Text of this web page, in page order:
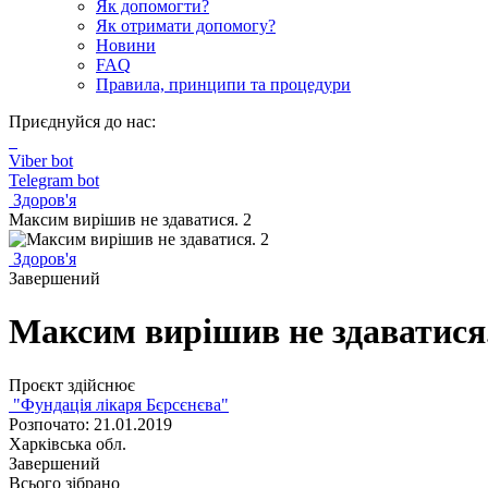
Як допомогти?
Як отримати допомогу?
Новини
FAQ
Правила, принципи та процедури
Приєднуйся до нас:
Viber bot
Telegram bot
Здоров'я
Максим вирішив не здаватися. 2
Здоров'я
Завершений
Максим вирішив не
Проєкт здійснює
"Фундація лікаря Бєрсєнєва"
Розпочато: 21.01.2019
Харківська обл.
Завершений
Всього зібрано